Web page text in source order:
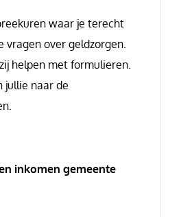
waar je terecht
vragen over geldzorgen.
helpen met formulieren.
jullie naar de
inkomen gemeente